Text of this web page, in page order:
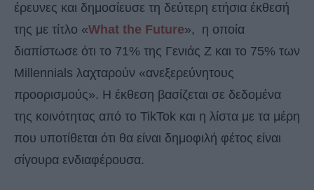
έρευνες και δημοσίευσε τη δεύτερη ετήσια έκθεσή
της με τίτλο «What the Future», η οποία
διαπίστωσε ότι το 71% της Γενιάς Ζ και το 75% των
Millennials λαχταρούν «ανεξερεύνητους
προορισμούς». Η έκθεση βασίζεται σε δεδομένα
της κοινότητας από το TikTok και η λίστα με τα μέρη
που υποτίθεται ότι θα είναι δημοφιλή φέτος είναι
σίγουρα ενδιαφέρουσα.